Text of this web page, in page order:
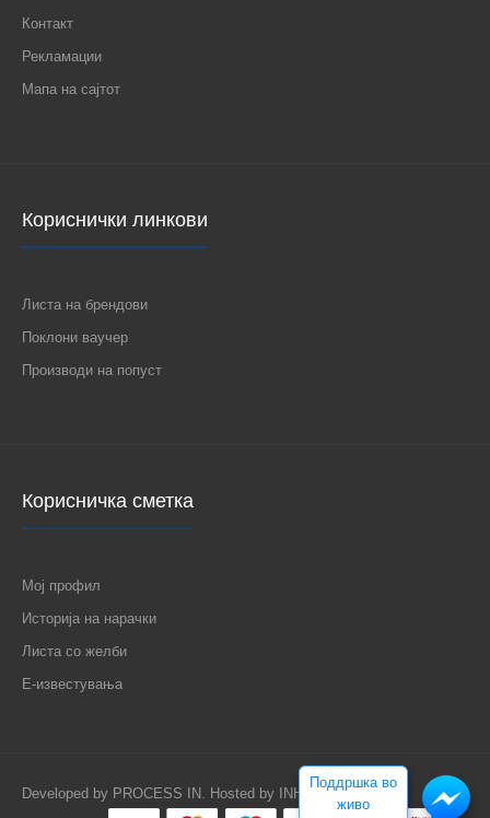
Поддршка во
живо
Контакт
Рекламации
Мапа на сајтот
Кориснички линкови
Листа на брендови
Поклони ваучер
Производи на попуст
Корисничка сметка
Мој профил
Историја на нарачки
Листа со желби
Е-известувања
Developed by PROCESS IN. Hosted by INHOST .